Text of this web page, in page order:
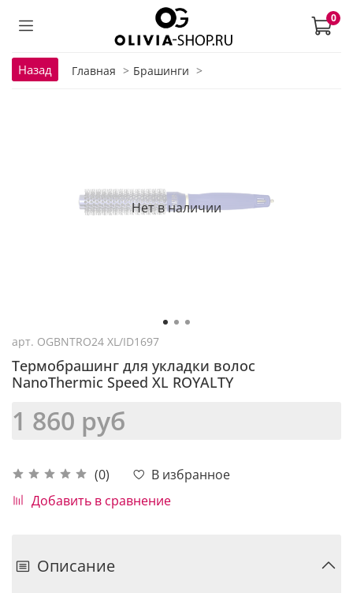
0
Назад Главная Брашинги
Нет в наличии
арт. OGBNTRO24 XL/ID1697
Термобрашинг для укладки волос
NanoThermic Speed XL ROYALTY
(0)
В избранное
Добавить в сравнение
1 860 руб
Описание